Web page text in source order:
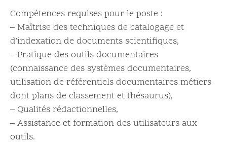
Compétences requises pour le poste :
– Maîtrise des techniques de catalogage et
d’indexation de documents scientifiques,
– Pratique des outils documentaires
(connaissance des systèmes documentaires,
utilisation de référentiels documentaires métiers
dont plans de classement et thésaurus),
– Qualités rédactionnelles,
– Assistance et formation des utilisateurs aux
outils.